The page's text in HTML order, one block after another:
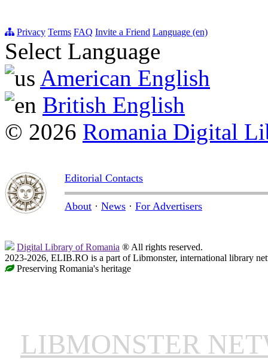
Privacy Terms FAQ Invite a Friend Language (en)
Select Language
American English
British English
© 2026 Romania Digital
Editorial Contacts
About · News · For Advertisers
Digital Library of Romania ® All rights reserved.
2023-2026, ELIB.RO is a part of Libmonster, international library
Preserving Romania's heritage
LIBMONSTER